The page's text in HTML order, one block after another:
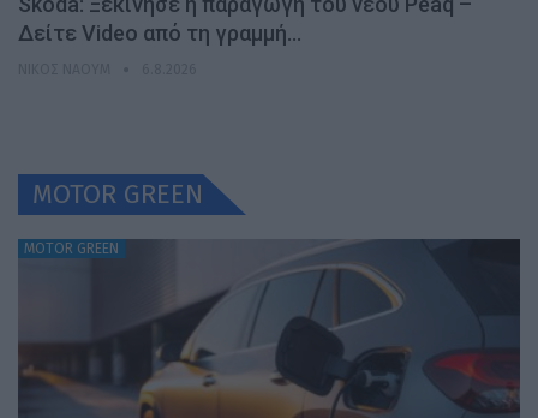
Δείτε Video από τη γραμμή…
MOTOR GREEN
MOTOR GREEN